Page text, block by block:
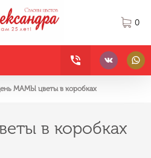
0
МАМЫ цветы в коробках
в коробках